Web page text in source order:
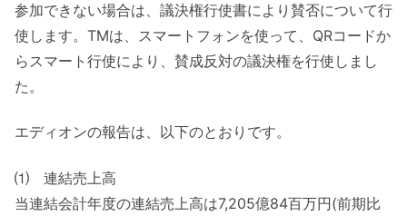
参加できない場合は、議決権行使書により賛否について行
使します。TMは、スマートフォンを使って、QRコードか
らスマート行使により、賛成反対の議決権を行使しまし
た。
エディオンの報告は、以下のとおりです。
⑴ 連結売上高
当連結会計年度の連結売上高は7,205億84百万円(前期比